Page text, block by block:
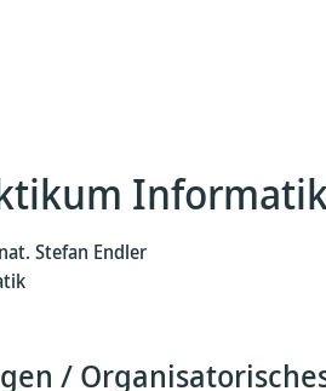
Stefan Endler
/